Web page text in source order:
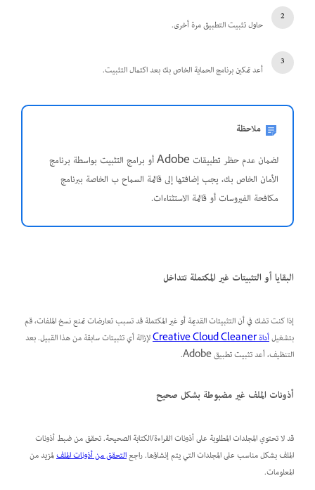
حاول تثبيت التطبيق مرة أخرى.
أعد تمكين برنامج الحماية الخاص بك بعد اكتمال التثبيت.
ملاحظة
لضمان عدم حظر تطبيقات Adobe أو برامج التثبيت بواسطة برنامج
الأمان الخاص بك، يجب إضافتها إلى قائمة السماح ب الخاصة ببرنامج
مكافحة الفيروسات أو قائمة الاستثناءات.
البقايا أو التثبيتات غير المكتملة تتداخل
إذا كنت تشك في أن التثبيتات القديمة أو غير المكتملة قد تسبب تعارضات تمنع نسخ الملفات، قم
بتشغيلأداة Creative Cloud Cleaner
لإزالة أي تثبيتات سابقة من هذا القبيل. بعد
التنظيف، أعد تثبيت تطبيق Adobe.
أذونات الملف غير مضبوطة بشكل صحيح
قد لا تحتوي المجلدات المطلوبة على أذونات القراءة/الكتابة الصحيحة. تحقق من ضبط أذونات
الملف بشكل مناسب على المجلدات التي يتم إنشاؤها. راجعالتحقق من أذونات الملفلمزيد من
المعلومات.